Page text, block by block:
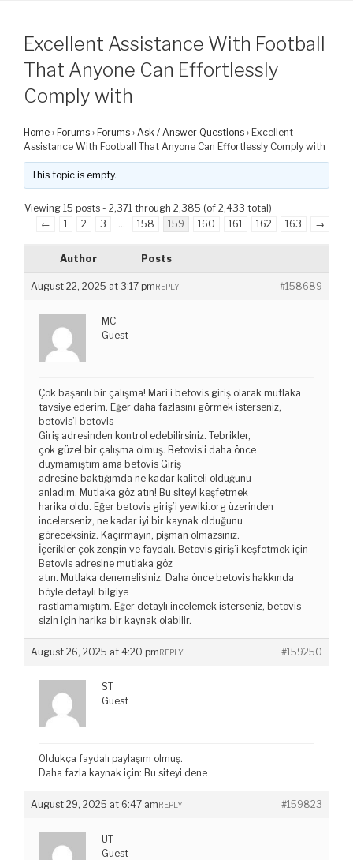
Excellent Assistance With Football
That Anyone Can Effortlessly
Comply with
Home › Forums › Forums › Ask / Answer Questions › Excellent
Assistance With Football That Anyone Can Effortlessly Comply with
This topic is empty.
Viewing 15 posts - 2,371 through 2,385 (of 2,433 total)
←
1 2 3 … 158 159 160 161 162 163 →
Author Posts
August 22, 2025 at 3:17 pm #158689
REPLY
MC
Guest
Çok başarılı bir çalışma! Mari’i betovis giriş olarak mutlaka
tavsiye ederim. Eğer daha fazlasını görmek isterseniz,
betovis’i betovis
Giriş adresinden kontrol edebilirsiniz. Tebrikler,
çok güzel bir çalışma olmuş. Betovis’i daha önce
duymamıştım ama betovis Giriş
adresine baktığımda ne kadar kaliteli olduğunu
anladım. Mutlaka göz atın! Bu siteyi keşfetmek
harika oldu. Eğer betovis giriş’i yewiki.org üzerinden
incelerseniz, ne kadar iyi bir kaynak olduğunu
göreceksiniz. Kaçırmayın, pişman olmazsınız.
İçerikler çok zengin ve faydalı. Betovis giriş’i keşfetmek için
Betovis adresine mutlaka göz
atın. Mutlaka denemelisiniz. Daha önce betovis hakkında
böyle detaylı bilgiye
rastlamamıştım. Eğer detaylı incelemek isterseniz, betovis
sizin için harika bir kaynak olabilir.
August 26, 2025 at 4:20 pm #159250
REPLY
ST
Guest
Oldukça faydalı paylaşım olmuş.
Daha fazla kaynak için: Bu siteyi dene
August 29, 2025 at 6:47 am #159823
REPLY
UT
Guest